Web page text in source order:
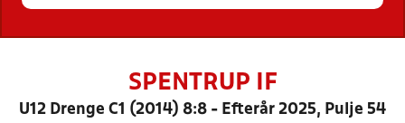
SPENTRUP IF
U12 Drenge C1 (2014) 8:8 - Efterår 2025, Pulje 54